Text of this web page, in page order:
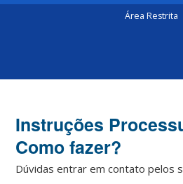
Área Restrita
Instruções
Como fazer?
Dúvidas entrar em contato pelos